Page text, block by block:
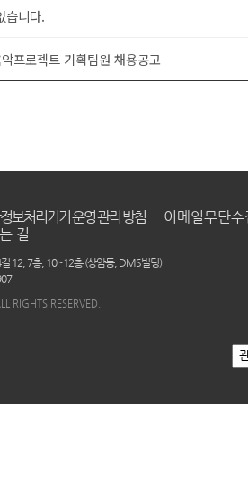
습니다.
프로젝트 기획팀원 채용공고
보처리기기 운영 관리 방침
이메일무단
길
12, 7층, 10~12층 (상암동, DMS빌딩)
RIGHTS RESERVED.